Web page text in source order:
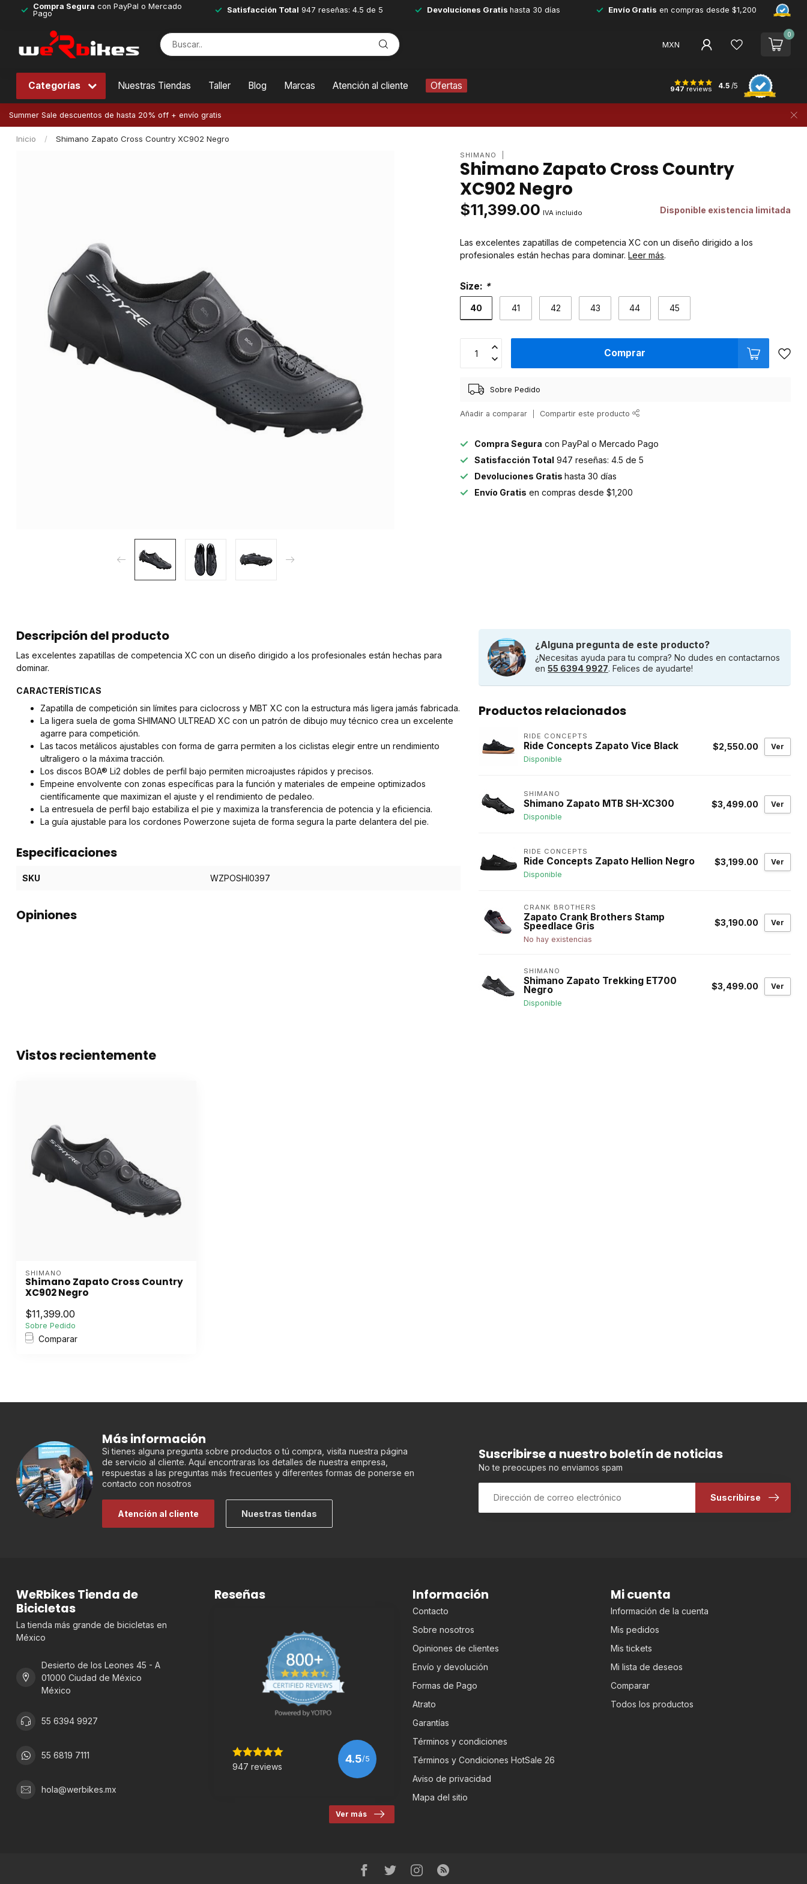
Compra Segura con PayPal o Mercado
Pago
Satisfacción Total 947 reseñas: 4.5 de 5 Devoluciones Gratis hasta 30 días Envío Gratis en compras desde $1,200
MXN
0
Categorías Nuestras Tiendas Taller Blog Marcas Atención al cliente Ofertas 947 reviews 4.5 /5
Summer Sale descuentos de hasta 20% off + envío gratis
Inicio / Shimano Zapato Cross Country XC902 Negro
SHIMANO
Shimano Zapato Cross Country
XC902 Negro
$11,399.00 IVA incluido Disponible existencia limitada
Las excelentes zapatillas de competencia XC con un diseño dirigido a los
profesionales están hechas para dominar.Leer más.
Size: *
40 41 42 43 44 45
Comprar
Sobre Pedido
Añadir a comparar Compartir este producto
Compra Segura con PayPal o Mercado Pago
Satisfacción Total 947 reseñas: 4.5 de 5
Devoluciones Gratishasta 30 días
Envío Gratis en compras desde $1,200
Descripción del producto
Las excelentes zapatillas de competencia XC con un diseño dirigido a los profesionales están hechas para
dominar.
CARACTERÍSTICAS
Zapatilla de competición sin límites para ciclocross y MBT XC con la estructura más ligera jamás fabricada.
La ligera suela de goma SHIMANO ULTREAD XC con un patrón de dibujo muy técnico crea un excelente
agarre para competición.
Las tacos metálicos ajustables con forma de garra permiten a los ciclistas elegir entre un rendimiento
ultraligero o la máxima tracción.
Los discos BOA® Li2 dobles de perfil bajo permiten microajustes rápidos y precisos.
Empeine envolvente con zonas específicas para la función y materiales de empeine optimizados
científicamente que maximizan el ajuste y el rendimiento de pedaleo.
La entresuela de perfil bajo estabiliza el pie y maximiza la transferencia de potencia y la eficiencia.
La guía ajustable para los cordones Powerzone sujeta de forma segura la parte delantera del pie.
Especificaciones
SKU WZPOSHI0397
Opiniones
¿Alguna pregunta de este producto?
¿Necesitas ayuda para tu compra? No dudes en contactarnos
en 55 6394 9927. Felices de ayudarte!
Productos relacionados
RIDE CONCEPTS
Ride Concepts Zapato Vice Black
Disponible
$2,550.00 Ver
SHIMANO
Shimano Zapato MTB SH-XC300
Disponible
$3,499.00 Ver
RIDE CONCEPTS
Ride Concepts Zapato Hellion Negro
Disponible
$3,199.00 Ver
CRANK BROTHERS
Zapato Crank Brothers Stamp
Speedlace Gris
No hay existencias
$3,190.00 Ver
SHIMANO
Shimano Zapato Trekking ET700
Negro
Disponible
$3,499.00 Ver
Vistos recientemente
SHIMANO
Shimano Zapato Cross Country
XC902 Negro
$11,399.00
Sobre Pedido
Comparar
Más información
Si tienes alguna pregunta sobre productos o tú compra, visita nuestra página
de servicio al cliente. Aquí encontraras los detalles de nuestra empresa,
respuestas a las preguntas más frecuentes y diferentes formas de ponerse en
contacto con nosotros
Atención al cliente Nuestras tiendas
Suscribirse a nuestro boletín de noticias
No te preocupes no enviamos spam
Suscribirse
WeRbikes Tienda de
Bicicletas
La tienda más grande de bicicletas en
México
Desierto de los Leones 45 - A
01000 Ciudad de México
México
55 6394 9927
55 6819 7111
hola@werbikes.mx
Reseñas
947 reviews
4.5/5
Ver más
Información
Contacto
Sobre nosotros
Opiniones de clientes
Envío y devolución
Formas de Pago
Atrato
Garantías
Términos y condiciones
Términos y Condiciones HotSale 26
Aviso de privacidad
Mapa del sitio
Mi cuenta
Información de la cuenta
Mis pedidos
Mis tickets
Mi lista de deseos
Comparar
Todos los productos